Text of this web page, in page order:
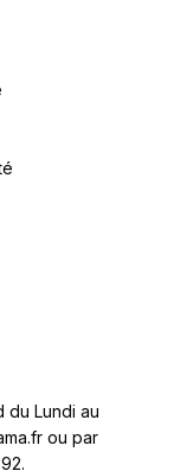
du Lundi au
ou par